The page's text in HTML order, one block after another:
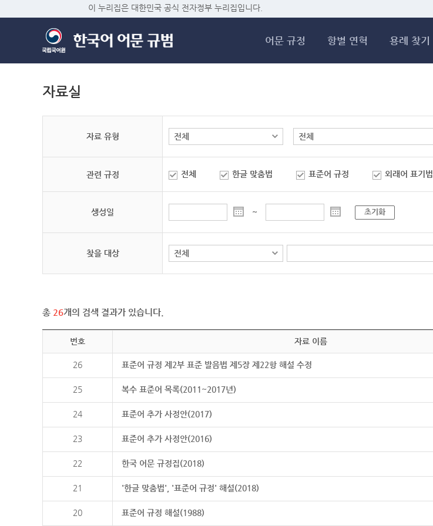
이 누리집은 대한민국 공식 전자정부 누리집입니다.
어문 규정 항별 연혁 용례 찾기
자료실
자료 유형
관련 규정 전체 한글 맞춤법 표준어 규정 외래어 표기법
생성일 ~ 초기화
찾을 대상
총 26개의 검색 결과가 있습니다.
번호 자료 이름
26 표준어 규정 제2부 표준 발음법 제5장 제22항 해설 수정
25 복수 표준어 목록(2011~2017년)
24 표준어 추가 사정안(2017)
23 표준어 추가 사정안(2016)
22 한국 어문 규정집(2018)
21 '한글 맞춤법', '표준어 규정' 해설(2018)
20 표준어 규정 해설(1988)